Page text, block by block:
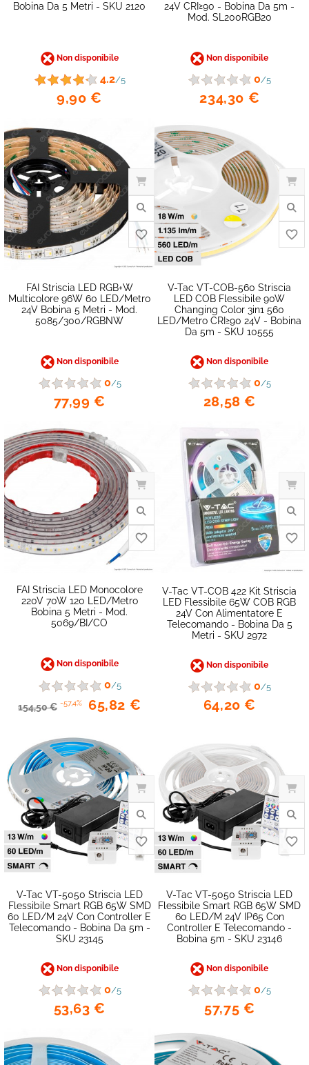
favorite_border
Bobina Da 5 Metri - SKU 2120
Non disponibile
4.2/5
9,90 €
24V CRI≥90 - Bobina Da 5m -
Mod. SL200RGB20
Non disponibile
0/5
234,30 €
FAI Striscia LED RGB+W
Multicolore 96W 60 LED/metro
24V Bobina 5 Metri - Mod.
5085/300/RGBNW
Non disponibile
0/5
77,99 €
V-Tac VT-COB-560 Striscia
LED COB Flessibile 90W
Changing Color 3in1 560
LED/metro CRI≥90 24V - Bobina
Da 5m - SKU 10555
Non disponibile
0/5
28,58 €
FAI Striscia LED Monocolore
220V 70W 120 LED/metro
Bobina 5 Metri - Mod.
5069/BI/CO
Non disponibile
0/5
154,50 € -57,4% 65,82 €
V-Tac VT-COB 422 Kit Striscia
LED Flessibile 65W COB RGB
24V Con Alimentatore E
Telecomando - Bobina Da 5
Metri - SKU 2972
Non disponibile
0/5
64,20 €
V-Tac VT-5050 Striscia LED
Flessibile Smart RGB 65W SMD
60 LED/m 24V Con Controller E
Telecomando - Bobina Da 5m -
SKU 23145
Non disponibile
0/5
53,63 €
V-Tac VT-5050 Striscia LED
Flessibile Smart RGB 65W SMD
60 LED/m 24V IP65 Con
Controller E Telecomando -
Bobina 5m - SKU 23146
Non disponibile
0/5
57,75 €